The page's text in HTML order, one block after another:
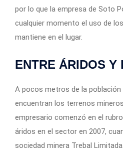
por lo que la empresa de Soto
cualquier momento el uso de
mantiene en el lugar.
ENTRE ÁRIDOS Y
A pocos metros de la población
encuentran los terrenos
empresario comenzó en el
áridos en el sector en 2007,
sociedad minera Trebal